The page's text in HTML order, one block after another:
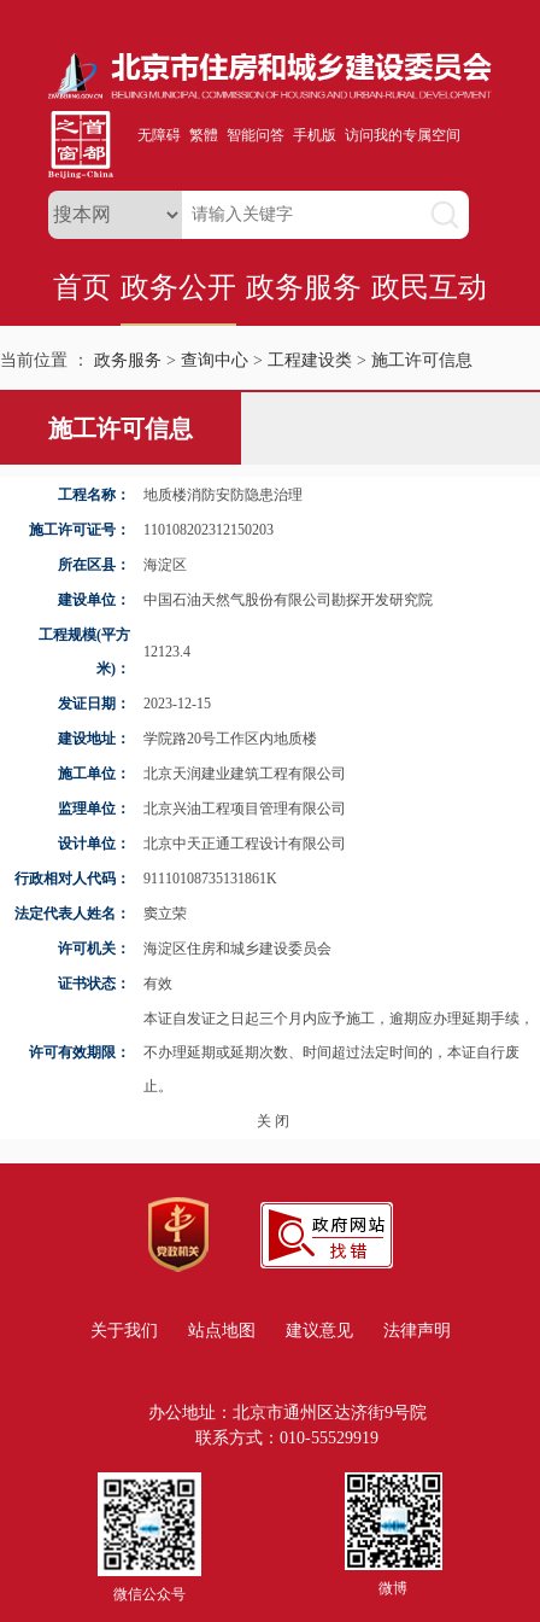
无障碍 繁體 智能问答 手机版 访问我的专属空间
首页 政务公开 政务服务 政民互动
当前位置 ： 政务服务 > 查询中心 > 工程建设类 > 施工许可信息
施工许可信息
工程名称： 地质楼消防安防隐患治理
施工许可证号： 110108202312150203
所在区县： 海淀区
建设单位： 中国石油天然气股份有限公司勘探开发研究院
工程规模(平方
米)：
12123.4
发证日期： 2023-12-15
建设地址： 学院路20号工作区内地质楼
施工单位： 北京天润建业建筑工程有限公司
监理单位： 北京兴油工程项目管理有限公司
设计单位： 北京中天正通工程设计有限公司
行政相对人代码： 91110108735131861K
法定代表人姓名： 窦立荣
许可机关： 海淀区住房和城乡建设委员会
证书状态： 有效
许可有效期限：
本证自发证之日起三个月内应予施工，逾期应办理延期手续，
不办理延期或延期次数、时间超过法定时间的，本证自行废
止。
关 闭
关于我们 站点地图 建议意见 法律声明
办公地址：北京市通州区达济街9号院
联系方式：010-55529919
微信公众号 微博